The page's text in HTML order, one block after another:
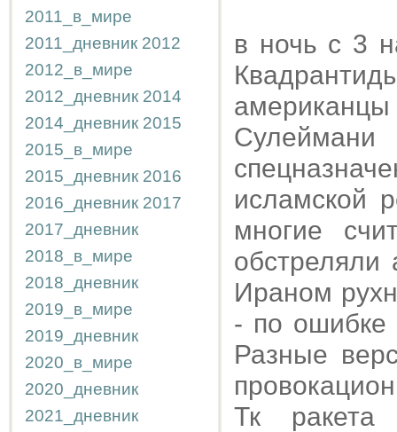
2011_в_мире
2011_дневник 2012
2012_в_мире
2012_дневник 2014
2014_дневник 2015
2015_в_мире
2015_дневник 2016
2016_дневник 2017
2017_дневник
2018_в_мире
2018_дневник
2019_в_мире
2019_дневник
2020_в_мире
2020_дневник
2021_дневник
в ночь с 3
исламской
многие
Ираном
- по ошибке
Разные
Тк